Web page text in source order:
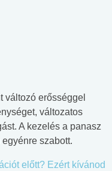
változó erősséggel
változatos
A kezelés a panasz
szabott.
előtt? Ezért kívánod